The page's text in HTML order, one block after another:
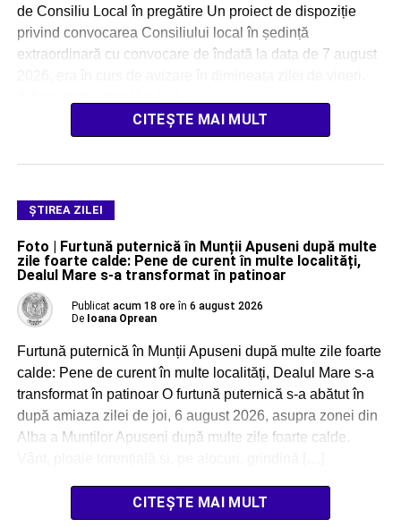
de Consiliu Local în pregătire Un proiect de dispoziție
privind convocarea Consiliului local în ședință
extraordinară cu convocare de îndată la data de 7 august
CITEȘTE MAI MULT
ŞTIREA ZILEI
Foto | Furtună puternică în Munții Apuseni după multe
zile foarte calde: Pene de curent în multe localități,
Dealul Mare s-a transformat în patinoar
Publicat acum 18 ore în 6 august 2026
De Ioana Oprean
Furtună puternică în Munții Apuseni după multe zile foarte
calde: Pene de curent în multe localități, Dealul Mare s-a
transformat în patinoar O furtună puternică s-a abătut în
după amiaza zilei de joi, 6 august 2026, asupra zonei din
Alba a Munților Apuseni după multe zile foarte calde.
CITEȘTE MAI MULT